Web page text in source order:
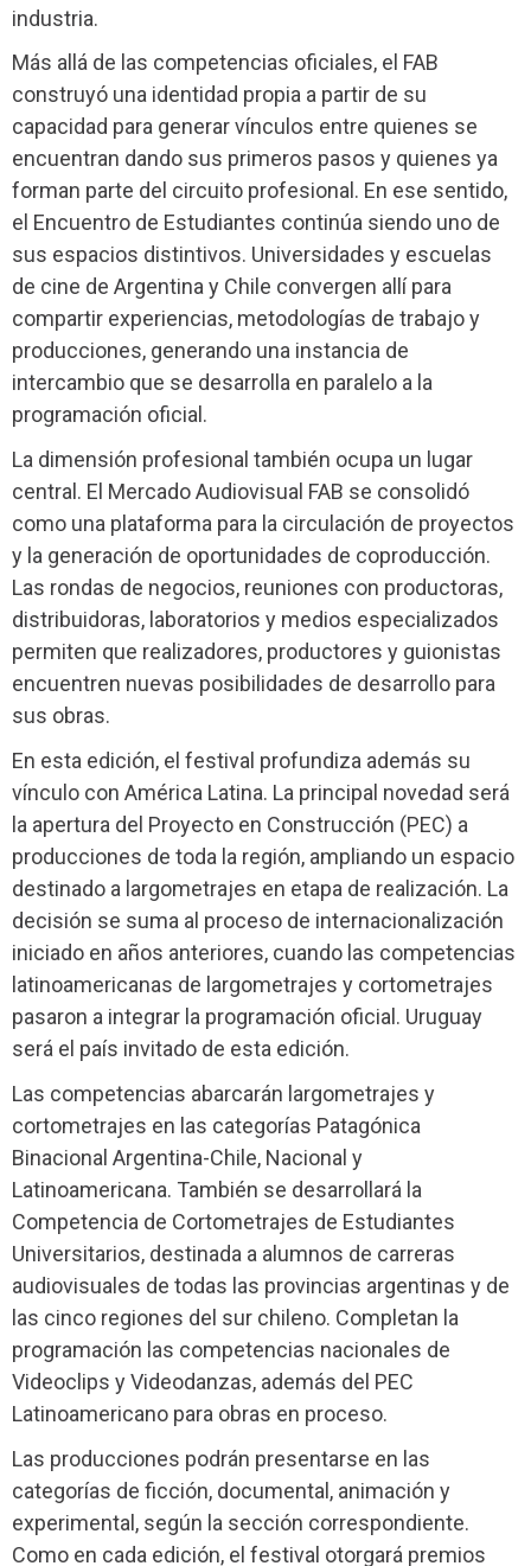
industria.
Más allá de las competencias oficiales, el FAB
construyó una identidad propia a partir de su
capacidad para generar vínculos entre quienes se
encuentran dando sus primeros pasos y quienes ya
forman parte del circuito profesional. En ese sentido,
el Encuentro de Estudiantes continúa siendo uno de
sus espacios distintivos. Universidades y escuelas
de cine de Argentina y Chile convergen allí para
compartir experiencias, metodologías de trabajo y
producciones, generando una instancia de
intercambio que se desarrolla en paralelo a la
programación oficial.
La dimensión profesional también ocupa un lugar
central. El Mercado Audiovisual FAB se consolidó
como una plataforma para la circulación de proyectos
y la generación de oportunidades de coproducción.
Las rondas de negocios, reuniones con productoras,
distribuidoras, laboratorios y medios especializados
permiten que realizadores, productores y guionistas
encuentren nuevas posibilidades de desarrollo para
sus obras.
En esta edición, el festival profundiza además su
vínculo con América Latina. La principal novedad será
la apertura del Proyecto en Construcción (PEC) a
producciones de toda la región, ampliando un espacio
destinado a largometrajes en etapa de realización. La
decisión se suma al proceso de internacionalización
iniciado en años anteriores, cuando las competencias
latinoamericanas de largometrajes y cortometrajes
pasaron a integrar la programación oficial. Uruguay
será el país invitado de esta edición.
Las competencias abarcarán largometrajes y
cortometrajes en las categorías Patagónica
Binacional Argentina-Chile, Nacional y
Latinoamericana. También se desarrollará la
Competencia de Cortometrajes de Estudiantes
Universitarios, destinada a alumnos de carreras
audiovisuales de todas las provincias argentinas y de
las cinco regiones del sur chileno. Completan la
programación las competencias nacionales de
Videoclips y Videodanzas, además del PEC
Latinoamericano para obras en proceso.
Las producciones podrán presentarse en las
categorías de ficción, documental, animación y
experimental, según la sección correspondiente.
Como en cada edición, el festival otorgará premios